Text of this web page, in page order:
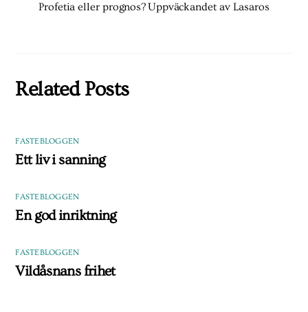
Profetia eller prognos?Uppväckandet av Lasaros
Related Posts
FASTEBLOGGEN
Ett liv i sanning
FASTEBLOGGEN
En god inriktning
FASTEBLOGGEN
Vildåsnans frihet